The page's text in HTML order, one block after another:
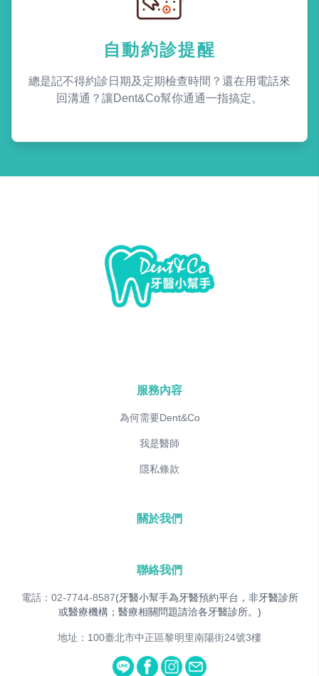
自動約診提醒
總是記不得約診日期及定期檢查時間？還在用電話來
回溝通？讓Dent&Co幫你通通一指搞定。
服務內容
為何需要Dent&Co
我是醫師
隱私條款
關於我們
聯絡我們
電話：02-7744-8587(牙醫小幫手為牙醫預約平台，非牙醫診所
或醫療機構；醫療相關問題請洽各牙醫診所。)
地址：100臺北市中正區黎明里南陽街24號3樓